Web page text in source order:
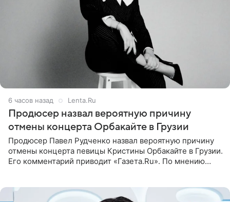
6 часов назад Lenta.Ru
Продюсер назвал вероятную причину
отмены концерта Орбакайте в Грузии
Продюсер Павел Рудченко назвал вероятную причину
отмены концерта певицы Кристины Орбакайте в Грузии.
Его комментарий приводит «Газета.Ru». По мнению